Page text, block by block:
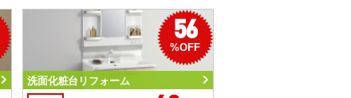
56
%OFF
洗面化粧台リフォーム